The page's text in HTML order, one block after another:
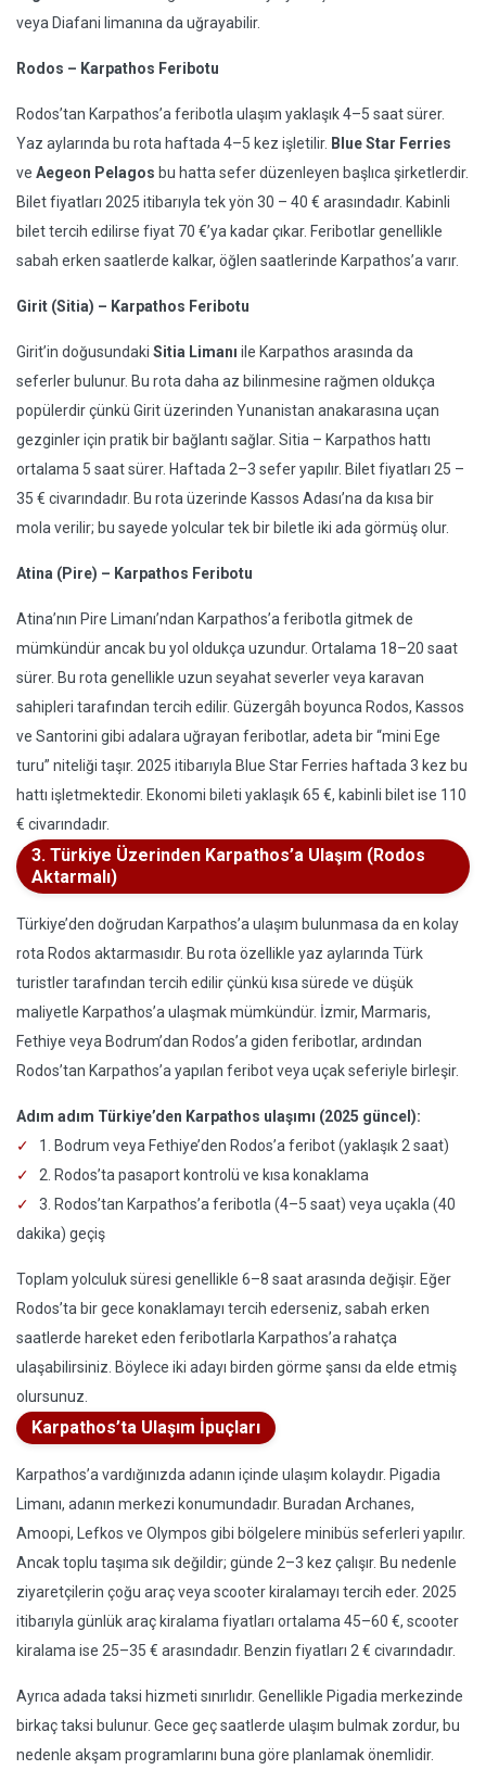
veya Diafani limanına da uğrayabilir.
Rodos – Karpathos Feribotu
Rodos’tan Karpathos’a feribotla ulaşım yaklaşık 4–5 saat sürer.
Yaz aylarında bu rota haftada 4–5 kez işletilir. Blue Star Ferries
ve Aegeon Pelagos bu hatta sefer düzenleyen başlıca şirketlerdir.
Bilet fiyatları 2025 itibarıyla tek yön 30 – 40 € arasındadır. Kabinli
bilet tercih edilirse fiyat 70 €’ya kadar çıkar. Feribotlar genellikle
sabah erken saatlerde kalkar, öğlen saatlerinde Karpathos’a varır.
Girit (Sitia) – Karpathos Feribotu
Girit’in doğusundaki Sitia Limanı ile Karpathos arasında da
seferler bulunur. Bu rota daha az bilinmesine rağmen oldukça
popülerdir çünkü Girit üzerinden Yunanistan anakarasına uçan
gezginler için pratik bir bağlantı sağlar. Sitia – Karpathos hattı
ortalama 5 saat sürer. Haftada 2–3 sefer yapılır. Bilet fiyatları 25 –
35 € civarındadır. Bu rota üzerinde Kassos Adası’na da kısa bir
mola verilir; bu sayede yolcular tek bir biletle iki ada görmüş olur.
Atina (Pire) – Karpathos Feribotu
Atina’nın Pire Limanı’ndan Karpathos’a feribotla gitmek de
mümkündür ancak bu yol oldukça uzundur. Ortalama 18–20 saat
sürer. Bu rota genellikle uzun seyahat severler veya karavan
sahipleri tarafından tercih edilir. Güzergâh boyunca Rodos, Kassos
ve Santorini gibi adalara uğrayan feribotlar, adeta bir “mini Ege
turu” niteliği taşır. 2025 itibarıyla Blue Star Ferries haftada 3 kez bu
hattı işletmektedir. Ekonomi bileti yaklaşık 65 €, kabinli bilet ise 110
€ civarındadır.
3. Türkiye Üzerinden Karpathos’a Ulaşım (Rodos
Aktarmalı)
Türkiye’den doğrudan Karpathos’a ulaşım bulunmasa da en kolay
rota Rodos aktarmasıdır. Bu rota özellikle yaz aylarında Türk
turistler tarafından tercih edilir çünkü kısa sürede ve düşük
maliyetle Karpathos’a ulaşmak mümkündür. İzmir, Marmaris,
Fethiye veya Bodrum’dan Rodos’a giden feribotlar, ardından
Rodos’tan Karpathos’a yapılan feribot veya uçak seferiyle birleşir.
Adım adım Türkiye’den Karpathos ulaşımı (2025 güncel):
1. Bodrum veya Fethiye’den Rodos’a feribot (yaklaşık 2 saat)
2. Rodos’ta pasaport kontrolü ve kısa konaklama
3. Rodos’tan Karpathos’a feribotla (4–5 saat) veya uçakla (40
dakika) geçiş
Toplam yolculuk süresi genellikle 6–8 saat arasında değişir. Eğer
Rodos’ta bir gece konaklamayı tercih ederseniz, sabah erken
saatlerde hareket eden feribotlarla Karpathos’a rahatça
ulaşabilirsiniz. Böylece iki adayı birden görme şansı da elde etmiş
olursunuz.
Karpathos’ta Ulaşım İpuçları
Karpathos’a vardığınızda adanın içinde ulaşım kolaydır. Pigadia
Limanı, adanın merkezi konumundadır. Buradan Archanes,
Amoopi, Lefkos ve Olympos gibi bölgelere minibüs seferleri yapılır.
Ancak toplu taşıma sık değildir; günde 2–3 kez çalışır. Bu nedenle
ziyaretçilerin çoğu araç veya scooter kiralamayı tercih eder. 2025
itibarıyla günlük araç kiralama fiyatları ortalama 45–60 €, scooter
kiralama ise 25–35 € arasındadır. Benzin fiyatları 2 € civarındadır.
Ayrıca adada taksi hizmeti sınırlıdır. Genellikle Pigadia merkezinde
birkaç taksi bulunur. Gece geç saatlerde ulaşım bulmak zordur, bu
nedenle akşam programlarını buna göre planlamak önemlidir.